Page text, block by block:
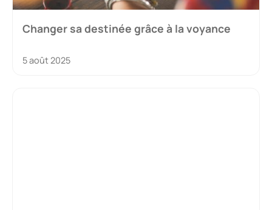
Changer sa destinée grâce à la voyance
5 août 2025